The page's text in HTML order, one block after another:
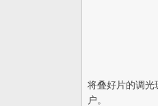
将叠好片的调光
户。